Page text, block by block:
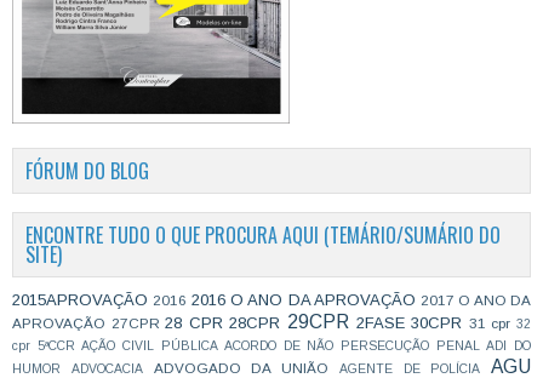
FÓRUM DO BLOG
ENCONTRE TUDO O QUE PROCURA AQUI (TEMÁRIO/SUMÁRIO DO
SITE)
2015APROVAÇÃO 2016 2016 O ANO DA APROVAÇÃO 2017 O ANO DA
APROVAÇÃO 27CPR 28 CPR 28CPR 29CPR 2FASE 30CPR 31 cpr 32
cpr
5ªCCR AÇÃO CIVIL PÚBLICA ACORDO DE NÃO PERSECUÇÃO PENAL
ADI DO
HUMOR
ADVOCACIA ADVOGADO DA UNIÃO AGENTE DE POLÍCIA AGU